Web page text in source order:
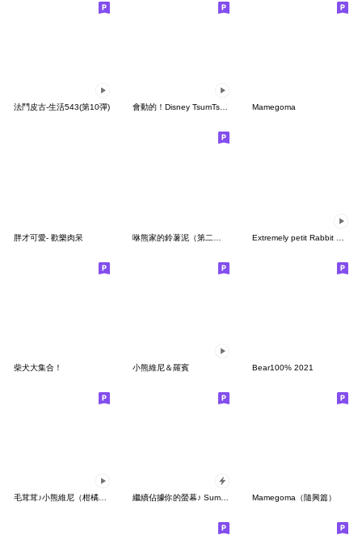
法鬥皮古-生活543(第10彈) 會動的！Disney TsumTsum（慵懶可愛篇） Mamegoma
胖才可愛- 歡樂肉呆
柴犬大集合！ 小熊維尼＆羅賓 Bear100% 2021
毛茸茸♪小熊維尼（柑橘篇） 繼續佔據你的螢幕♪ Sumikkogurashi Mamegoma（隨興篇）